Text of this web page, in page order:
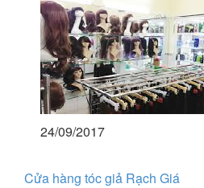
24/09/2017
Cửa hàng tóc giả Rạch Giá